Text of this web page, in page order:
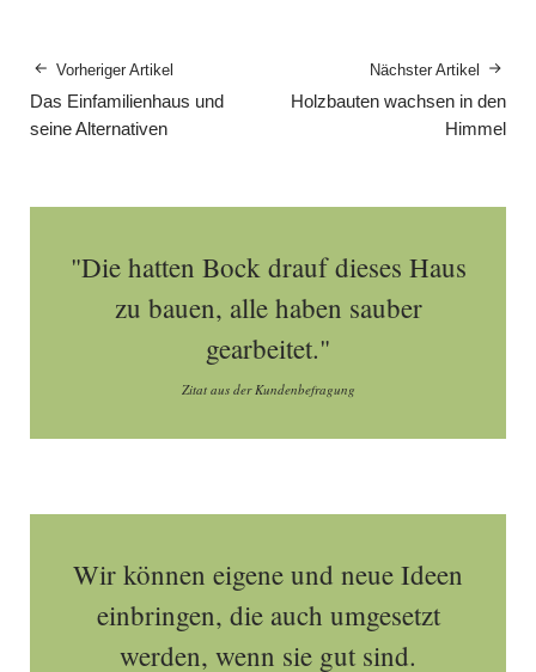
Vorheriger Artikel
Das Einfamilienhaus und
seine Alternativen
Nächster Artikel
Holzbauten wachsen in den
Himmel
"Die hatten Bock drauf dieses Haus
zu bauen, alle haben sauber
gearbeitet."
Zitat aus der Kundenbefragung
Wir können eigene und neue Ideen
einbringen, die auch umgesetzt
werden, wenn sie gut sind.